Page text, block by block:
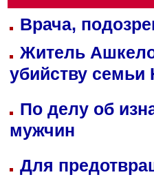
Врача,
Житель
убийству семьи
По делу об
мужчин
Для